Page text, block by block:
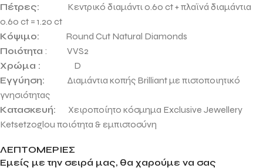
Πέτρες: Κεντρικό διαμάντι 0.60 ct + πλαϊνά διαμάντια
0.60 ct = 1.20 ct
Κόψιμο: Round Cut Natural Diamonds
Ποιότητα : VVS2
Χρώμα : D
Εγγύηση: Διαμάντια κοπής Brilliant με πιστοποιητικό
γνησιότητας
Κατασκευή: Χειροποίητο κόσμημα Exclusive Jewellery
Ketsetzoglou ποιότητα & εμπιστοσύνη
ΛΕΠΤΟΜΕΡΙΕΣ
Εμείς με την σειρά μας, θα χαρούμε να σας